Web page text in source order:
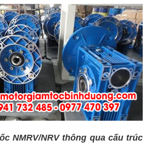
NMRV/NRVthông qua cấu trúc